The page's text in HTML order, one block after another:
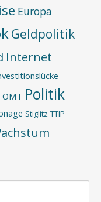
Europa
Geldpolitik
Internet
OMT Politik
Stiglitz TTIP